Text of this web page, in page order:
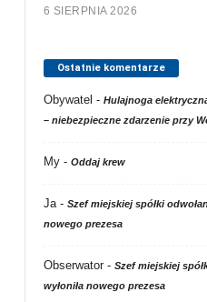
6 SIERPNIA 2026
Ostatnie komentarze
Obywatel - Hulajnoga
– niebezpieczne zdarzenie przy
My- Oddaj krew
Ja- Szef miejskiej spółki
nowego prezesa
Obserwator- Szef miejskiej
wyłoniła nowego prezesa